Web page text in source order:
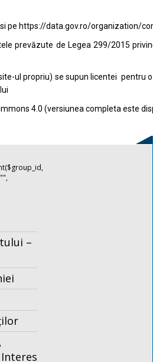
pe https://data.gov.ro/organization/
prevăzute de Legea 299/2015
ul propriu) se supun licentei pentru o
4.0 (versiunea completa este
–